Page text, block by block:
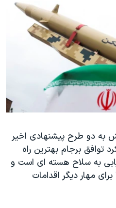
ایران
به دو طرح پیشنهادی اخیر
توافق برجام بهترین راه
به سلاح هسته ای است و
مهار دیگر اقدامات